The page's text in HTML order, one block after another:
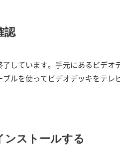
認
しています。手元にあるビデオ
ルを使ってビデオデッキをテレ
ンストールする